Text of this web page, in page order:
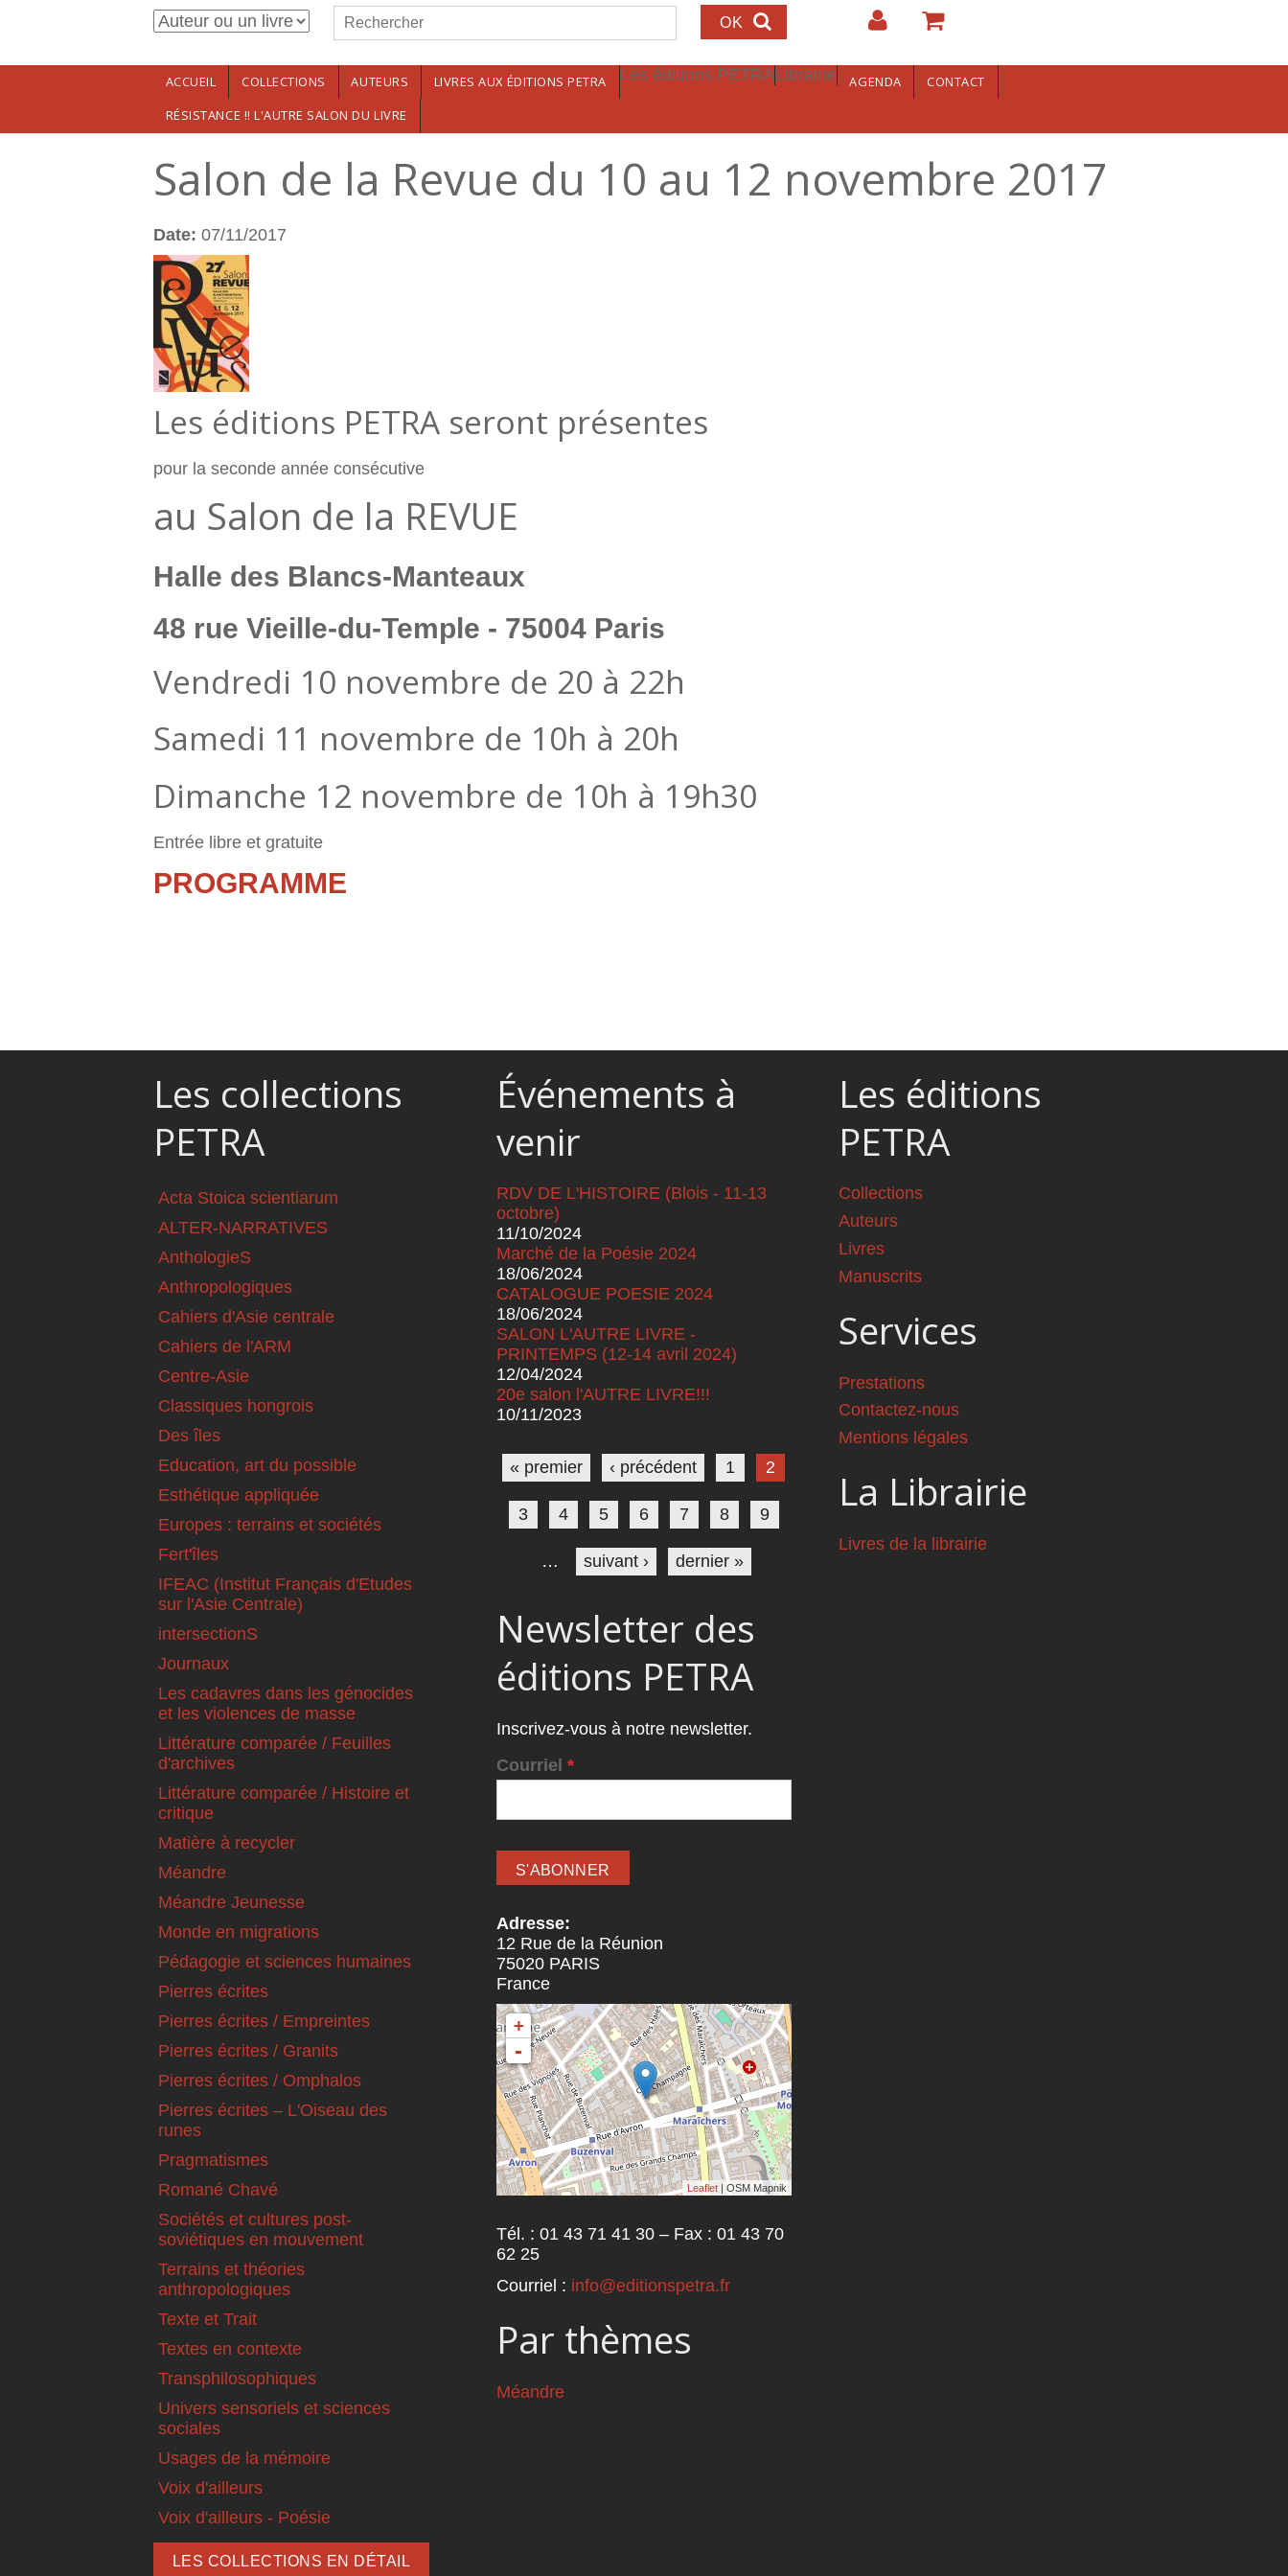
Aller au contenu principalFormulaire de recherche
Rechercher
ACCUEIL COLLECTIONS AUTEURS LIVRES AUX ÉDITIONS PETRA Les éditions PETRALibrairie AGENDA
CONTACT
RÉSISTANCE !! L'AUTRE SALON DU LIVRE
Salon de la Revue du 10 au 12 novembre 2017
Date: 07/11/2017
Les éditions PETRA seront présentes
pour la seconde année consécutive
au Salon de la REVUE
Halle des Blancs-Manteaux
48 rue Vieille-du-Temple - 75004 Paris
Vendredi 10 novembre de 20 à 22h
Samedi 11 novembre de 10h à 20h
Dimanche 12 novembre de 10h à 19h30
Entrée libre et gratuite
PROGRAMME
Les collections
PETRA
Acta Stoica scientiarum
ALTER-NARRATIVES
AnthologieS
Anthropologiques
Cahiers d'Asie centrale
Cahiers de l'ARM
Centre-Asie
Classiques hongrois
Des îles
Education, art du possible
Esthétique appliquée
Europes : terrains et sociétés
Fert'îles
IFEAC (Institut Français d'Etudes
sur l'Asie Centrale)
intersectionS
Journaux
Les cadavres dans les génocides
et les violences de masse
Littérature comparée / Feuilles
d'archives
Littérature comparée / Histoire et
critique
Matière à recycler
Méandre
Méandre Jeunesse
Monde en migrations
Pédagogie et sciences humaines
Pierres écrites
Pierres écrites / Empreintes
Pierres écrites / Granits
Pierres écrites / Omphalos
Pierres écrites – L'Oiseau des
runes
Pragmatismes
Romané Chavé
Sociétés et cultures post-
soviétiques en mouvement
Terrains et théories
anthropologiques
Texte et Trait
Textes en contexte
Transphilosophiques
Univers sensoriels et sciences
sociales
Usages de la mémoire
Voix d'ailleurs
Voix d'ailleurs - Poésie
LES COLLECTIONS EN DÉTAIL
Événements à
venir
RDV DE L'HISTOIRE (Blois - 11-13
octobre)
11/10/2024
Marché de la Poésie 2024
18/06/2024
CATALOGUE POESIE 2024
18/06/2024
SALON L'AUTRE LIVRE -
PRINTEMPS (12-14 avril 2024)
12/04/2024
20e salon l'AUTRE LIVRE!!!
10/11/2023
Pages
« premier ‹ précédent 1 2
3 4 5 6 7 8 9
… suivant › dernier »
Newsletter des
éditions PETRA
Inscrivez-vous à notre newsletter.
Courriel *
Adresse:
12 Rue de la Réunion
75020 PARIS
France
+
-
Leaflet | OSM Mapnik
Tél. : 01 43 71 41 30 – Fax : 01 43 70
62 25
Courriel : info@editionspetra.fr
Par thèmes
Méandre
Les éditions
PETRA
Collections
Auteurs
Livres
Manuscrits
Services
Prestations
Contactez-nous
Mentions légales
La Librairie
Livres de la librairie